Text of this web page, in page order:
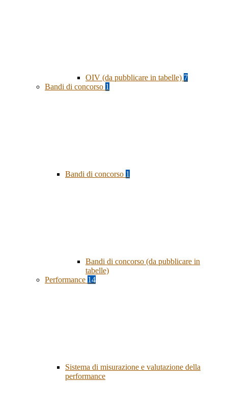
OIV (da pubblicare in tabelle) 7
Bandi di concorso 1
Bandi di concorso 1
Bandi di concorso (da pubblicare in
tabelle)
Performance 14
Sistema di misurazione e valutazione della
performance